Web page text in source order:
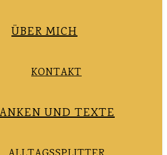
ÜBER MICH
KONTAKT
UND TEXTE